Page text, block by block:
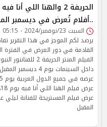
الحريفة 2 والهنا اللي
..أفلام تُعرض في ديسمبر
السبت 23/نوفمبر/2024 - 05:15 ص
يرصد لكم الموجز في هذا التقرير
القادمة في دور العرض في الفترة
الفيلم المنتر
داخل السينمات يوم 4
المقبل